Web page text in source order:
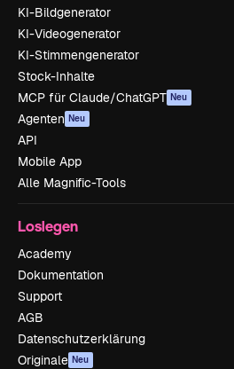
KI-Bildgenerator
KI-Videogenerator
KI-Stimmengenerator
Stock-Inhalte
MCP für Claude/ChatGPT Neu
Agenten Neu
API
Mobile App
Alle Magnific-Tools
Loslegen
Academy
Dokumentation
Support
AGB
Datenschutzerklärung
Originale Neu